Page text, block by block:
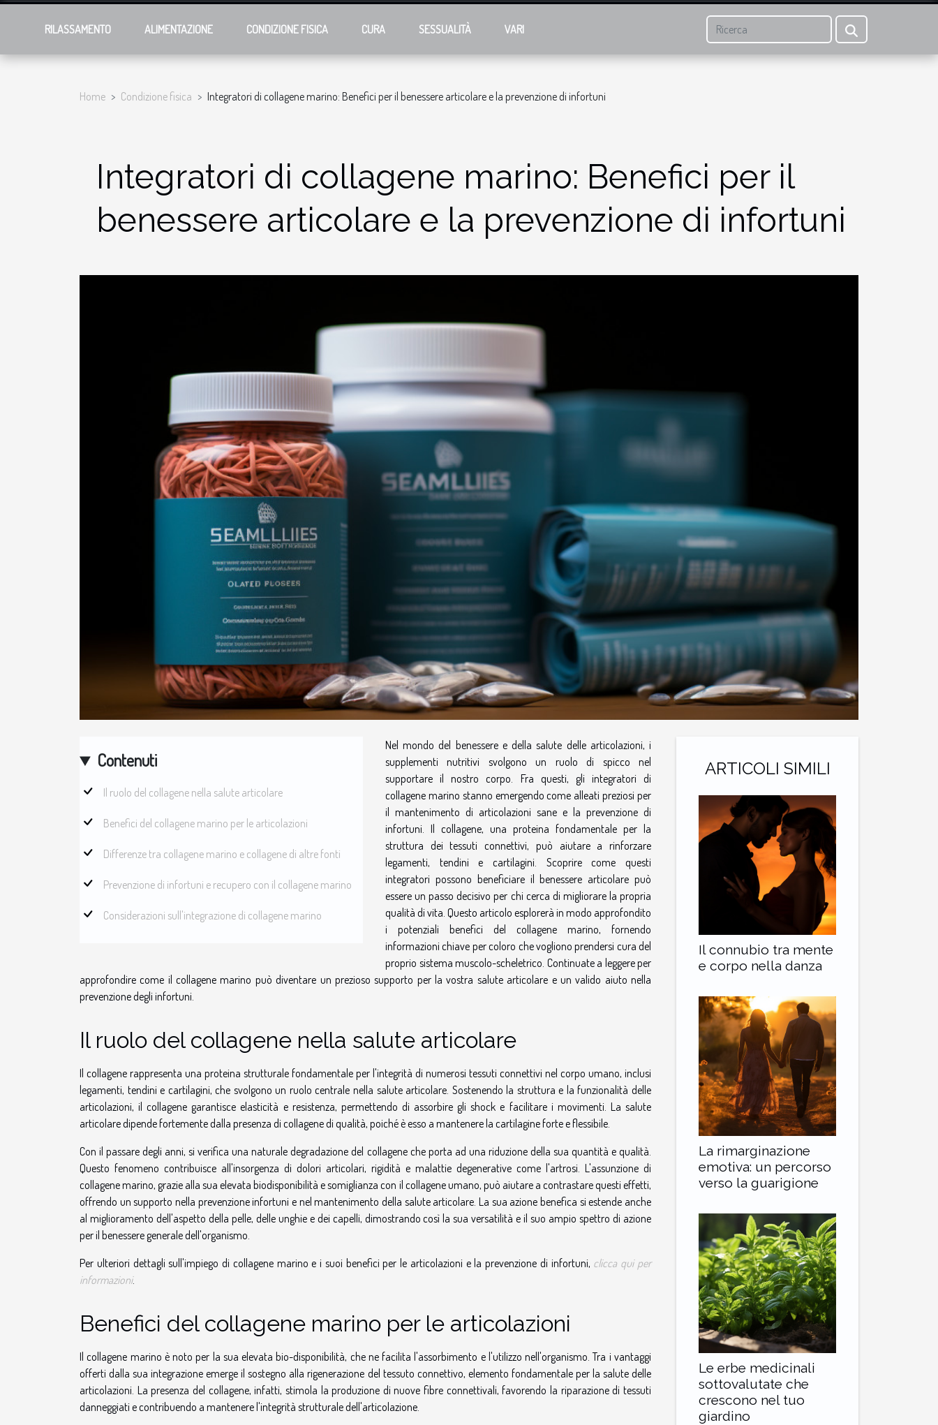
RILASSAMENTO ALIMENTAZIONE CONDIZIONE FISICA CURA SESSUALITÀ VARI
Home Condizione fisica Integratori di collagene marino: Benefici per il benessere articolare e la prevenzione di infortuni
Integratori di collagene marino: Benefici per il
benessere articolare e la prevenzione di infortuni
Contenuti
Il ruolo del collagene nella salute articolare
Benefici del collagene marino per le articolazioni
Differenze tra collagene marino e collagene di altre fonti
Prevenzione di infortuni e recupero con il collagene marino
Considerazioni sull'integrazione di collagene marino
Nel mondo del benessere e della salute delle articolazioni, i
supplementi nutritivi svolgono un ruolo di spicco nel
supportare il nostro corpo. Fra questi, gli integratori di
collagene marino stanno emergendo come alleati preziosi per
il mantenimento di articolazioni sane e la prevenzione di
infortuni. Il collagene, una proteina fondamentale per la
struttura dei tessuti connettivi, può aiutare a rinforzare
legamenti, tendini e cartilagini. Scoprire come questi
integratori possono beneficiare il benessere articolare può
essere un passo decisivo per chi cerca di migliorare la propria
qualità di vita. Questo articolo esplorerà in modo approfondito
i potenziali benefici del collagene marino, fornendo
informazioni chiave per coloro che vogliono prendersi cura del
proprio sistema muscolo-scheletrico. Continuate a leggere per
approfondire come il collagene marino può diventare un prezioso supporto per la vostra salute articolare e un valido aiuto nella
prevenzione degli infortuni.
Il ruolo del collagene nella salute articolare
Il collagene rappresenta una proteina strutturale fondamentale per l'integrità di numerosi tessuti connettivi nel corpo umano, inclusi
legamenti, tendini e cartilagini, che svolgono un ruolo centrale nella salute articolare. Sostenendo la struttura e la funzionalità delle
articolazioni, il collagene garantisce elasticità e resistenza, permettendo di assorbire gli shock e facilitare i movimenti. La salute
articolare dipende fortemente dalla presenza di collagene di qualità, poiché è esso a mantenere la cartilagine forte e flessibile.
Con il passare degli anni, si verifica una naturale degradazione del collagene che porta ad una riduzione della sua quantità e qualità.
Questo fenomeno contribuisce all'insorgenza di dolori articolari, rigidità e malattie degenerative come l'artrosi. L'assunzione di
collagene marino, grazie alla sua elevata biodisponibilità e somiglianza con il collagene umano, può aiutare a contrastare questi effetti,
offrendo un supporto nella prevenzione infortuni e nel mantenimento della salute articolare. La sua azione benefica si estende anche
al miglioramento dell'aspetto della pelle, delle unghie e dei capelli, dimostrando così la sua versatilità e il suo ampio spettro di azione
per il benessere generale dell'organismo.
Per ulteriori dettagli sull'impiego di collagene marino e i suoi benefici per le articolazioni e la prevenzione di infortuni, clicca qui per
informazioni.
Benefici del collagene marino per le articolazioni
Il collagene marino è noto per la sua elevata bio-disponibilità, che ne facilita l'assorbimento e l'utilizzo nell'organismo. Tra i vantaggi
offerti dalla sua integrazione emerge il sostegno alla rigenerazione del tessuto connettivo, elemento fondamentale per la salute delle
articolazioni. La presenza del collagene, infatti, stimola la produzione di nuove fibre connettivali, favorendo la riparazione di tessuti
danneggiati e contribuendo a mantenere l'integrità strutturale dell'articolazione.
ARTICOLI SIMILI
Il connubio tra mente
e corpo nella danza
La rimarginazione
emotiva: un percorso
verso la guarigione
Le erbe medicinali
sottovalutate che
crescono nel tuo
giardino